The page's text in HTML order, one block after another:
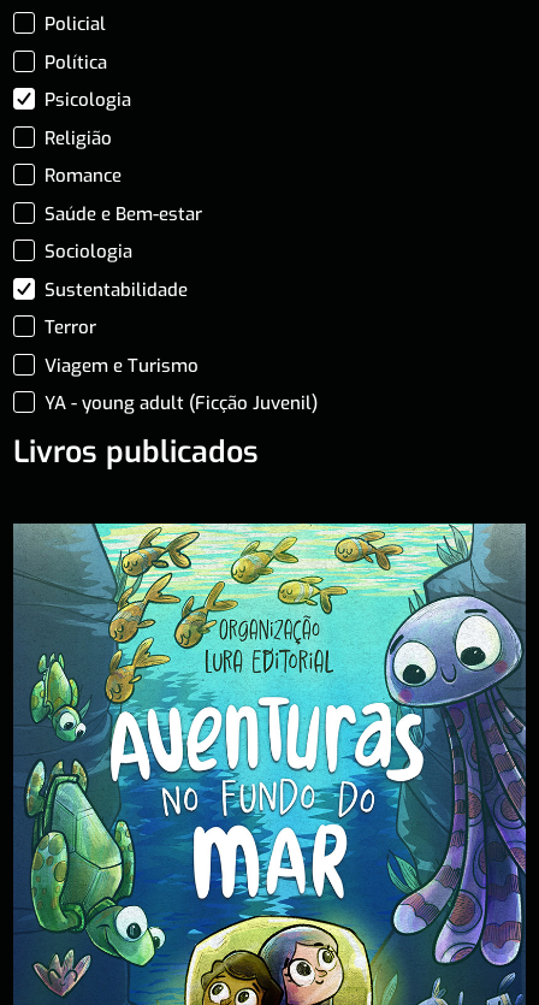
Policial
Política
Psicologia
Religião
Romance
Saúde e Bem-estar
Sociologia
Sustentabilidade
Terror
Viagem e Turismo
YA - young adult (Ficção Juvenil)
Livros publicados